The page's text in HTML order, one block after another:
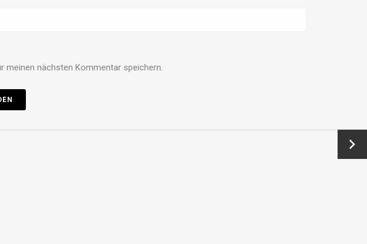
meinen nächsten Kommentar speichern.
Vor →